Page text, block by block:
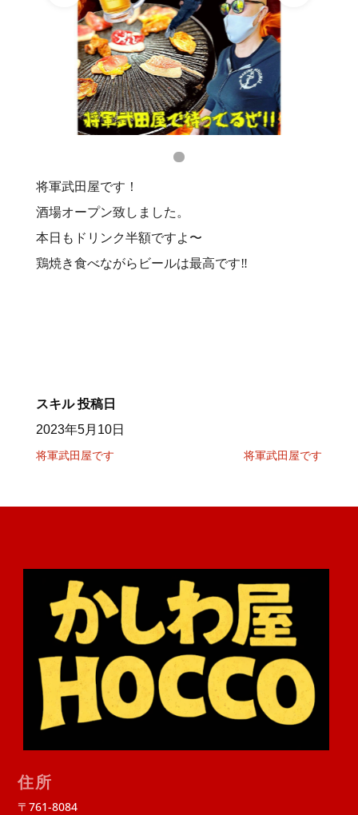
将軍武田屋です！
酒場オープン致しました。
本日もドリンク半額ですよ〜
鶏焼き食べながらビールは最高です‼️
スキル 投稿日
2023年5月10日
将軍武田屋です 将軍武田屋です
住所
〒761-8084